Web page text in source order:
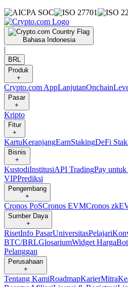
Bahasa Indonesia
|
BRL
Produk
+
Crypto.com AppLanjutanOnchain
Pasar
+
Kripto
Fitur
+
KartuKeranjangEarnStakingDeFi
Bisnis
+
KustodiInstitusiAPI TradingPay untuk
VIPPrediksi
Pengembang
+
Cronos PoSCronos EVMCronos
Sumber Daya
+
RisetInfo PasarUniversitasPelajari
BTC/BRLGlosariumWidget Harga
Pelanggan
Perusahaan
+
Tentang KamiRoadmapKarierMitra